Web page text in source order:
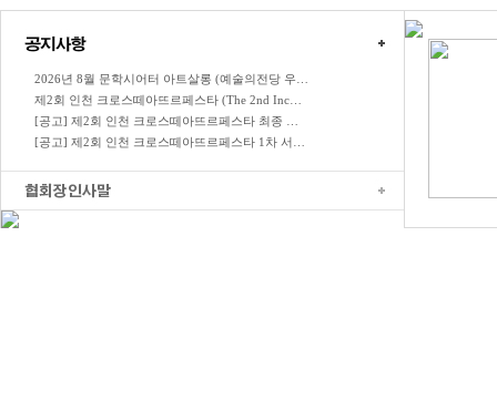
2026년 8월 문학시어터 아트살롱 (예술의전당 우…
제2회 인천 크로스떼아뜨르페스타 (The 2nd Inc…
[공고] 제2회 인천 크로스떼아뜨르페스타 최종 …
[공고] 제2회 인천 크로스떼아뜨르페스타 1차 서…